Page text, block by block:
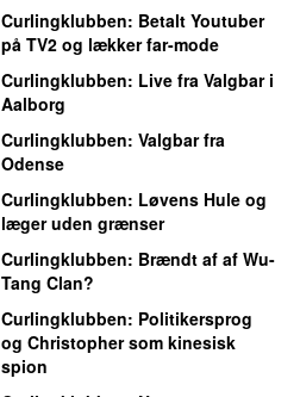
Curlingklubben: Betalt Youtuber
på TV2 og lækker far-mode
Curlingklubben: Live fra Valgbar i
Aalborg
Curlingklubben: Valgbar fra
Odense
Curlingklubben: Løvens Hule og
læger uden grænser
Curlingklubben: Brændt af af Wu-
Tang Clan?
Curlingklubben: Politikersprog
og Christopher som kinesisk
spion